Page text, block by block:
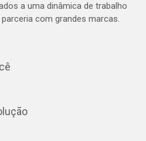
a uma dinâmica de trabalho
com grandes marcas.